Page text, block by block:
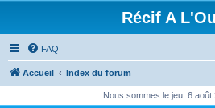
Récif A
FAQ
Accueil Index du forum
Nous sommes le jeu. 6 août